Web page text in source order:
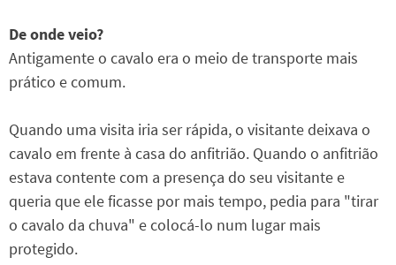
De onde veio?
Antigamente o cavalo era o meio de transporte mais
prático e comum.
Quando uma visita iria ser rápida, o visitante deixava o
cavalo em frente à casa do anfitrião. Quando o anfitrião
estava contente com a presença do seu visitante e
queria que ele ficasse por mais tempo, pedia para "tirar
o cavalo da chuva" e colocá-lo num lugar mais
protegido.